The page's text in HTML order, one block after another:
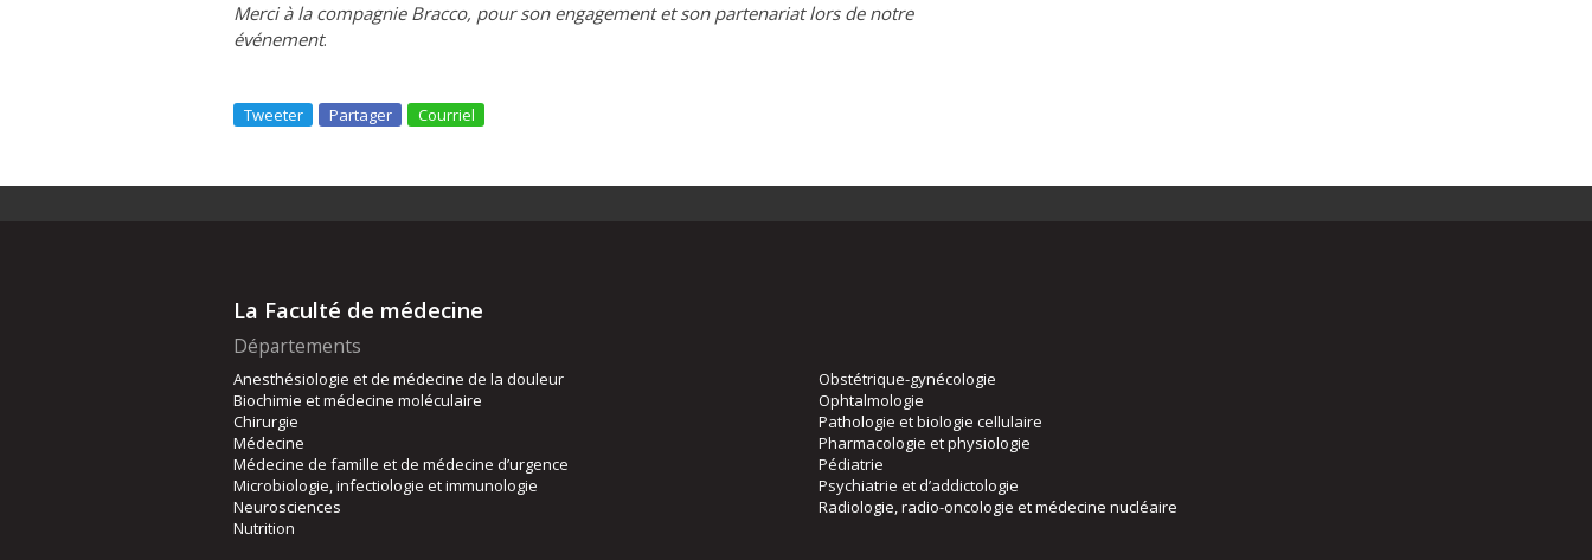
Merci à la compagnie Bracco, pour son engagement et son partenariat lors de notre
événement.
Tweeter Partager Courriel
La Faculté de médecine
Départements
Anesthésiologie et de médecine de la douleur
Biochimie et médecine moléculaire
Chirurgie
Médecine
Médecine de famille et de médecine d’urgence
Microbiologie, infectiologie et immunologie
Neurosciences
Nutrition
Obstétrique-gynécologie
Ophtalmologie
Pathologie et biologie cellulaire
Pharmacologie et physiologie
Pédiatrie
Psychiatrie et d’addictologie
Radiologie, radio-oncologie et médecine nucléaire